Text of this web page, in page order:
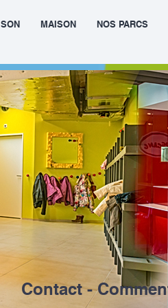
MAISON NOS PARCS
Contact -